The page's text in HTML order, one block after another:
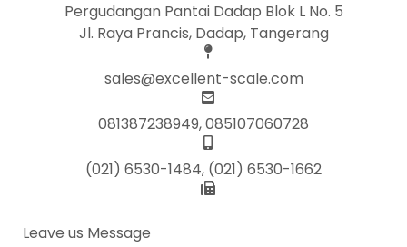
Pergudangan Pantai Dadap Blok L No. 5
Jl. Raya Prancis, Dadap, Tangerang
sales@excellent-scale.com
081387238949, 085107060728
(021) 6530-1484, (021) 6530-1662
Leave us Message